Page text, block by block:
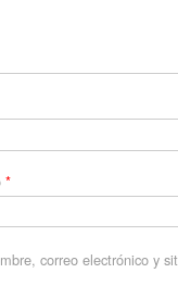
*
correo electrónico y